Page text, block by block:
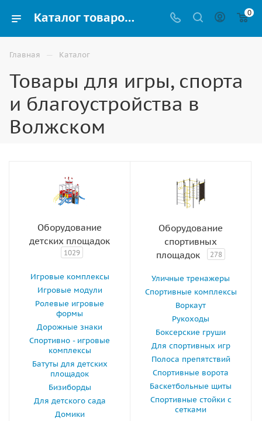
Каталог товаров: детские игровые спортивные площадки и оборудование в Волжском 0
Главная — Каталог
Товары для игры, спорта
и благоустройства в
Волжском
Оборудование
детских площадок
1029
Игровые комплексы
Игровые модули
Ролевые игровые
формы
Дорожные знаки
Спортивно - игровые
комплексы
Батуты для детских
площадок
Бизиборды
Для детского сада
Домики
Оборудование
спортивных
площадок
278
Уличные тренажеры
Спортивные комплексы
Воркаут
Рукоходы
Боксерские груши
Для спортивных игр
Полоса препятствий
Спортивные ворота
Баскетбольные щиты
Спортивные стойки с
сетками